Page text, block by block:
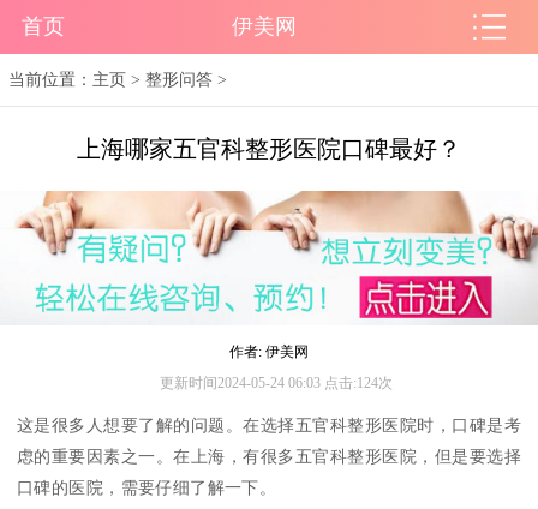
首页 伊美网
当前位置： 主页 >整形问答 >
上海哪家五官科整形医院口碑最好？
作者: 伊美网
更新时间2024-05-24 06:03 点击:124次
这是很多人想要了解的问题。在选择五官科整形医院时，口碑是考
虑的重要因素之一。在上海，有很多五官科整形医院，但是要选择
口碑的医院，需要仔细了解一下。